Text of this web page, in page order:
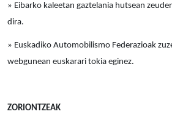
» Eibarko kaleetan gaztelania hutsean
dira.
» Euskadiko Automobilismo Federazioak
webgunean euskarari tokia eginez.
ZORIONTZEAK